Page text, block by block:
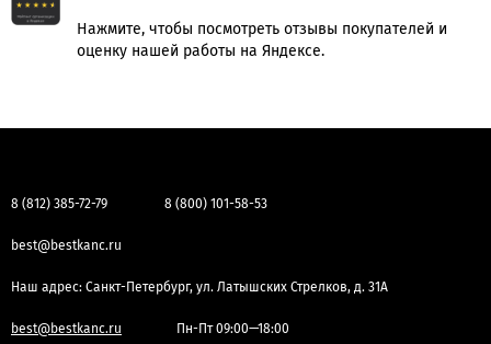
Нажмите, чтобы посмотреть отзывы покупателей и
оценку нашей работы на Яндексе.
8 (812) 385-72-79 8 (800) 101-58-53
best@bestkanc.ru
Наш адрес: Санкт-Петербург, ул. Латышских Стрелков, д. 31А
best@bestkanc.ru Пн-Пт 09:00—18:00